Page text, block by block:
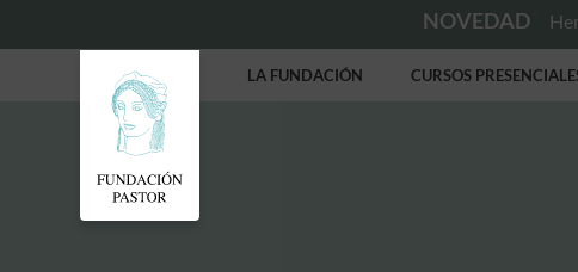
NOVEDAD
LA FUNDACIÓN CURSOS